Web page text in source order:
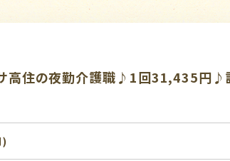
高住の夜勤介護職♪1回31,435円♪